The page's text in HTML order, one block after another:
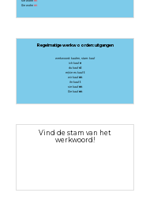
Sie wohn en
Regelmatige werkwoorden: uitgangen
werkwoord: kaufen, stam: kauf
ich kauf e
du kauf st
er/sie es kauf t
wir kauf en
ihr kauf t
sie kauf en
Sie kauf en
Vind de stam van het
werkwoord!